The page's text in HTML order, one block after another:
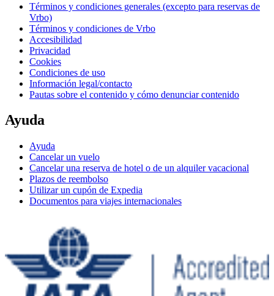
Términos y condiciones generales (excepto para reservas de
Vrbo)
Términos y condiciones de Vrbo
Accesibilidad
Privacidad
Cookies
Condiciones de uso
Información legal/contacto
Pautas sobre el contenido y cómo denunciar contenido
Ayuda
Ayuda
Cancelar un vuelo
Cancelar una reserva de hotel o de un alquiler vacacional
Plazos de reembolso
Utilizar un cupón de Expedia
Documentos para viajes internacionales